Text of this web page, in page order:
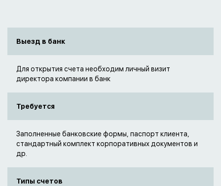
Выезд в банк
Для открытия счета необходим личный визит
директора компании в банк
Требуется
Заполненные банковские формы, паспорт клиента,
стандартный комплект корпоративных документов и
др.
Типы счетов